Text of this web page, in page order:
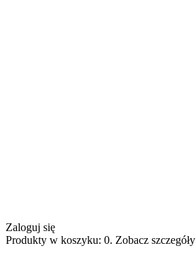
Zaloguj się
Produkty w koszyku: 0. Zobacz szczegóły